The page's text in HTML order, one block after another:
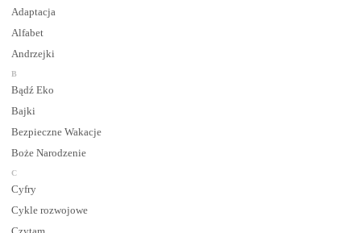
Adaptacja
Alfabet
Andrzejki
B
Bądź Eko
Bajki
Bezpieczne Wakacje
Boże Narodzenie
C
Cyfry
Cykle rozwojowe